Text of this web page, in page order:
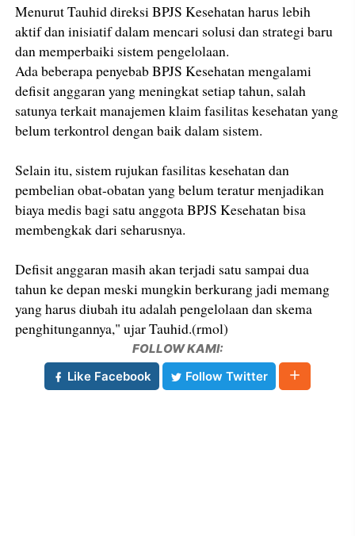
Menurut Tauhid direksi BPJS Kesehatan harus lebih
aktif dan inisiatif dalam mencari solusi dan strategi baru
dan memperbaiki sistem pengelolaan.
Ada beberapa penyebab BPJS Kesehatan mengalami
defisit anggaran yang meningkat setiap tahun, salah
satunya terkait manajemen klaim fasilitas kesehatan yang
belum terkontrol dengan baik dalam sistem.
Selain itu, sistem rujukan fasilitas kesehatan dan
pembelian obat-obatan yang belum teratur menjadikan
biaya medis bagi satu anggota BPJS Kesehatan bisa
membengkak dari seharusnya.
Defisit anggaran masih akan terjadi satu sampai dua
tahun ke depan meski mungkin berkurang jadi memang
yang harus diubah itu adalah pengelolaan dan skema
penghitungannya," ujar Tauhid.(rmol)
FOLLOW KAMI:
Like Facebook
Follow Twitter